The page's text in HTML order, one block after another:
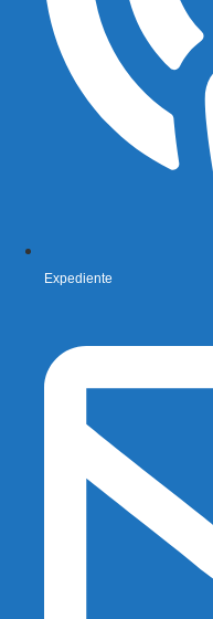
Expediente